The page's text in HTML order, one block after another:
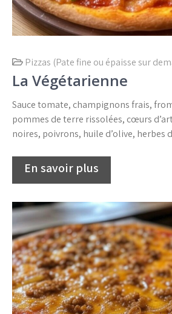
Pizzas (Pate fine ou épaisse sur
La Végétarienne
Sauce tomate, champignons frais,
pommes de terre rissolées, cœurs
noires, poivrons, huile d’olive, herbes